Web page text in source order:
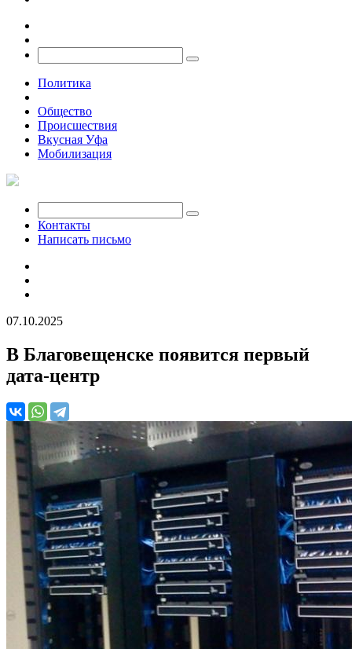
Политика
Общество
Происшествия
Вкусная Уфа
Мобилизация
Контакты
Написать письмо
07.10.2025
В Благовещенске появится первый
дата-центр